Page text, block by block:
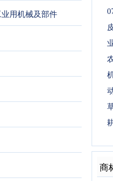
用机械及部件
商